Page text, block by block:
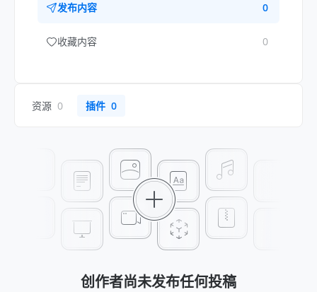
发布内容
0
收藏内容 0
资源 0 插件 0
创作者尚未发布任何投稿